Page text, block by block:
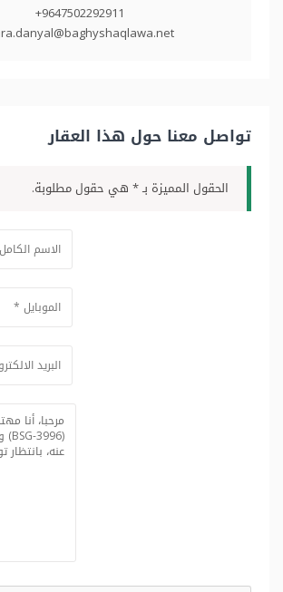
+9647502292911
تواصل معنا حول هذا العقار
الحقول المميزة بـ * هي حقول مطلوبة.